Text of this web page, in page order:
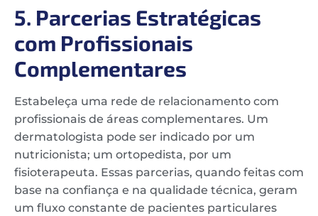
5. Parcerias Estratégicas
com Profissionais
Complementares
Estabeleça uma rede de relacionamento com
profissionais de áreas complementares. Um
dermatologista pode ser indicado por um
nutricionista; um ortopedista, por um
fisioterapeuta. Essas parcerias, quando feitas com
base na confiança e na qualidade técnica, geram
um fluxo constante de pacientes particulares